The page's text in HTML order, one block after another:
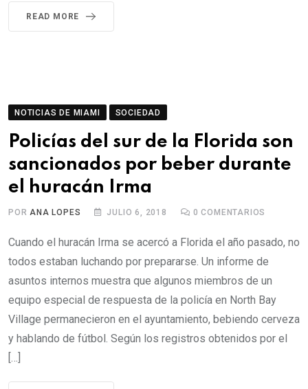
READ MORE
NOTICIAS DE MIAMI SOCIEDAD
Policías del sur de la Florida son
sancionados por beber durante
el huracán Irma
PORANA LOPES JULIO 6, 2018 0 COMENTARIOS
Cuando el huracán Irma se acercó a Florida el año pasado, no
todos estaban luchando por prepararse. Un informe de
asuntos internos muestra que algunos miembros de un
equipo especial de respuesta de la policía en North Bay
Village permanecieron en el ayuntamiento, bebiendo cerveza
y hablando de fútbol. Según los registros obtenidos por el
[…]